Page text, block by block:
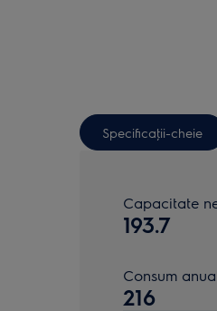
Specificaţii-cheie
Capacitate
193.7
Consum
216